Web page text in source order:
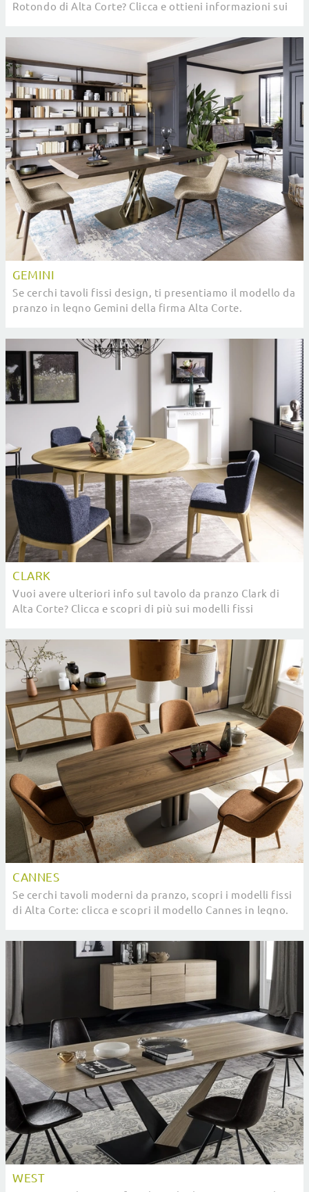
Rotondo di Alta Corte? Clicca e ottieni informazioni sui
GEMINI
Se cerchi tavoli fissi design, ti presentiamo il modello da
pranzo in legno Gemini della firma Alta Corte.
CLARK
Vuoi avere ulteriori info sul tavolo da pranzo Clark di
Alta Corte? Clicca e scopri di più sui modelli fissi
CANNES
Se cerchi tavoli moderni da pranzo, scopri i modelli fissi
di Alta Corte: clicca e scopri il modello Cannes in legno.
WEST